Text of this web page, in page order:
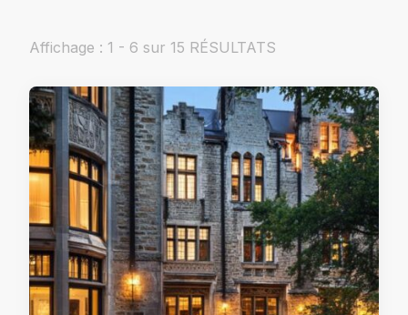
Affichage : 1 - 6 sur 15 RÉSULTATS